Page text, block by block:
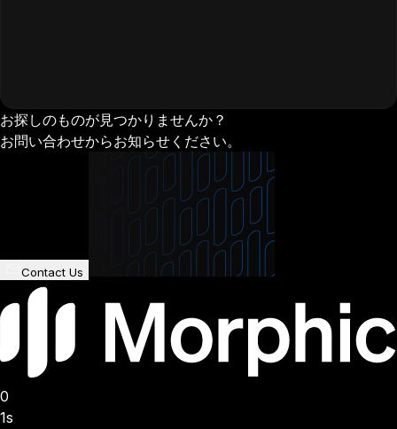
お探しのものが見つかりませんか？
お問い合わせからお知らせください。
Contact Us
0
1s